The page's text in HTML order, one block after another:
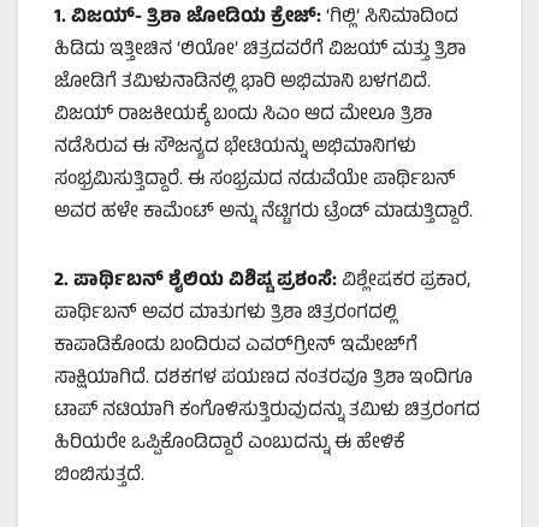
1. ವಿಜಯ್-ತ್ರಿಶಾ ಜೋಡಿಯ ಕ್ರೇಜ್:‘ಗಿಲ್ಲಿ’ ಸಿನಿಮಾದಿಂದ
ಹಿಡಿದು ಇತ್ತೀಚಿನ ‘ಲಿಯೋ’ ಚಿತ್ರದವರೆಗೆ ವಿಜಯ್ ಮತ್ತು ತ್ರಿಶಾ
ಜೋಡಿಗೆ ತಮಿಳುನಾಡಿನಲ್ಲಿ ಭಾರಿ ಅಭಿಮಾನಿ ಬಳಗವಿದೆ.
ವಿಜಯ್ ರಾಜಕೀಯಕ್ಕೆ ಬಂದು ಸಿಎಂ ಆದ ಮೇಲೂ ತ್ರಿಶಾ
ನಡೆಸಿರುವ ಈ ಸೌಜನ್ಯದ ಭೇಟಿಯನ್ನು ಅಭಿಮಾನಿಗಳು
ಸಂಭ್ರಮಿಸುತ್ತಿದ್ದಾರೆ. ಈ ಸಂಭ್ರಮದ ನಡುವೆಯೇ ಪಾರ್ಥಿಬನ್
ಅವರ ಹಳೇ ಕಾಮೆಂಟ್ ಅನ್ನು ನೆಟ್ಟಿಗರು ಟ್ರೆಂಡ್ ಮಾಡುತ್ತಿದ್ದಾರೆ.
2.ಪಾರ್ಥಿಬನ್ ಶೈಲಿಯ ವಿಶಿಷ್ಟ ಪ್ರಶಂಸೆ:ವಿಶ್ಲೇಷಕರ ಪ್ರಕಾರ,
ಪಾರ್ಥಿಬನ್ ಅವರ ಮಾತುಗಳು ತ್ರಿಶಾ ಚಿತ್ರರಂಗದಲ್ಲಿ
ಕಾಪಾಡಿಕೊಂಡು ಬಂದಿರುವ ಎವರ್‌ಗ್ರೀನ್ ಇಮೇಜ್‌ಗೆ
ಸಾಕ್ಷಿಯಾಗಿದೆ. ದಶಕಗಳ ಪಯಣದ ನಂತರವೂ ತ್ರಿಶಾ ಇಂದಿಗೂ
ಟಾಪ್ ನಟಿಯಾಗಿ ಕಂಗೊಳಿಸುತ್ತಿರುವುದನ್ನು ತಮಿಳು ಚಿತ್ರರಂಗದ
ಹಿರಿಯರೇ ಒಪ್ಪಿಕೊಂಡಿದ್ದಾರೆ ಎಂಬುದನ್ನು ಈ ಹೇಳಿಕೆ
ಬಿಂಬಿಸುತ್ತದೆ.